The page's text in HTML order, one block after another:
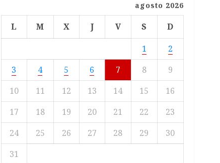
agosto 2026
L M X J V S
D
1
2
3
4 5 6 7 8
9
10
11 12 13 14 15
16
17
18 19 20 21 22
23
24
25 26 27 28 29
30
31